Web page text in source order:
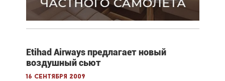
Etihad Airways предлагает новый
воздушный сьют
16 сентября 2009